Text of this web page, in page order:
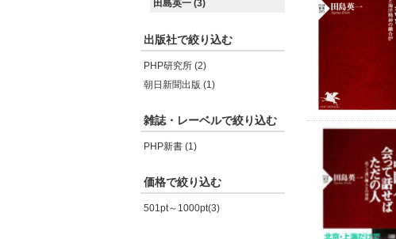
田島英一 (3)
出版社で絞り込む
PHP研究所 (2)
朝日新聞出版 (1)
雑誌・レーベルで絞り込む
PHP新書 (1)
価格で絞り込む
501pt～1000pt(3)